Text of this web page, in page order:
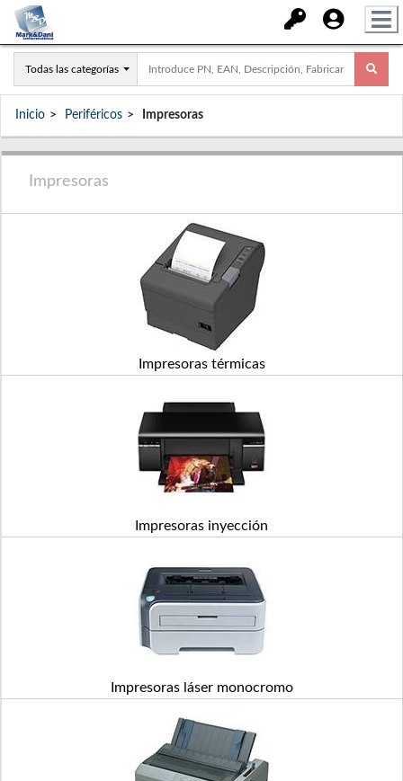
Todas las categorías
Inicio Periféricos Impresoras
Impresoras
Impresoras térmicas
Impresoras inyección
Impresoras láser monocromo